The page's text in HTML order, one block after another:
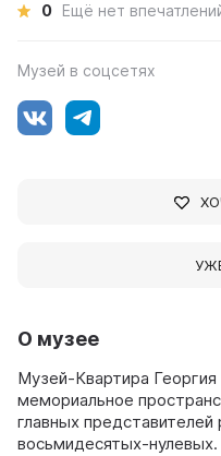
О музее
Музей-Квартира Георгия
мемориальное
главных
восьмидесятых-нулевых.
0 Ещё нет
Музей в соцсетях